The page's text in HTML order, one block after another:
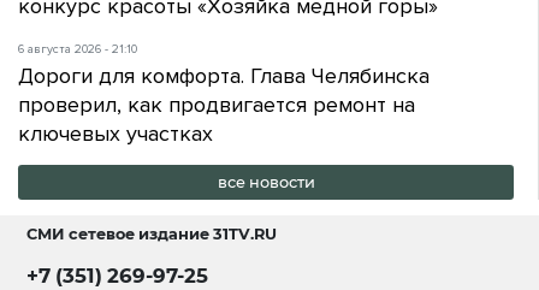
конкурс красоты «Хозяйка медной горы»
6 августа 2026 - 21:10
Дороги для комфорта. Глава Челябинска
проверил, как продвигается ремонт на
ключевых участках
все новости
СМИ сетевое издание31TV.RU
+7 (351) 269-97-25